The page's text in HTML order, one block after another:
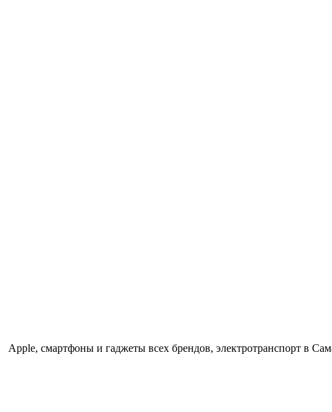
Apple, cмартфоны и гаджеты всех брендов, электротранспорт в